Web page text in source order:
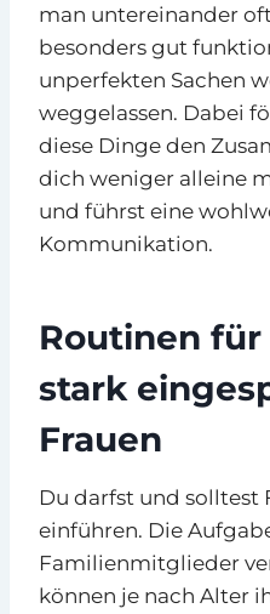
man untereinander
besonders gut
unperfekten Sachen
weggelassen. Dabei
diese Dinge den
dich weniger alleine
und führst eine
Kommunikation.
Routinen
stark
Frauen
Du darfst und solltest
einführen. Die
Familienmitglieder
können je nach Alter